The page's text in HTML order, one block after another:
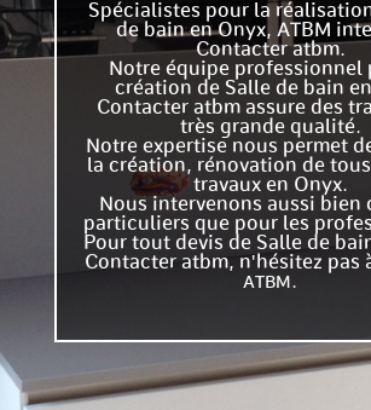
Spécialistes pour la
de bain en Onyx, ATBM
Contacter atbm.
Notre équipe professionnel
création de Salle de bain
Contacter atbm assure des
très grande qualité.
Notre expertise nous permet
la création, rénovation de
travaux en Onyx.
Nous intervenons aussi bien
particuliers que pour les
Pour tout devis de Salle de
Contacter atbm, n'hésitez pas
ATBM.